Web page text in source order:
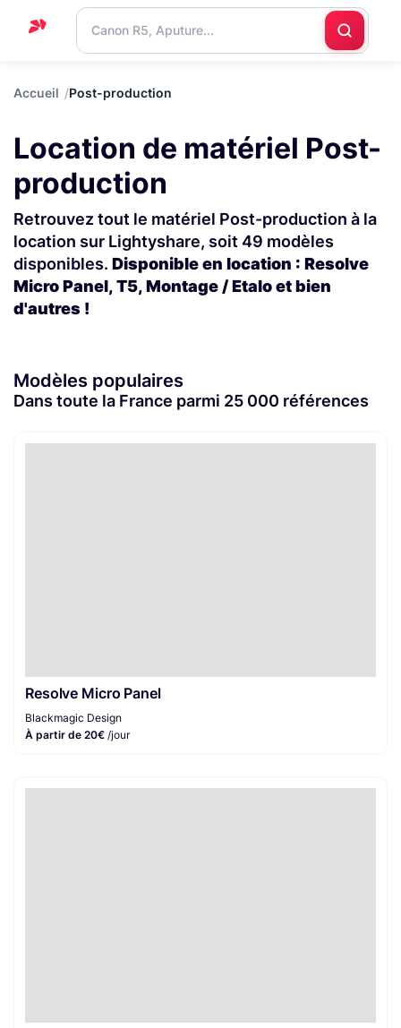
Blog
Nous
Accueil Post-production
Location de matériel Post-
production
Retrouvez tout le matériel Post-production à la
location sur Lightyshare, soit 49 modèles
disponibles. Disponible en location : Resolve
Micro Panel, T5, Montage / Etalo et bien
d'autres !
Modèles populaires
Dans toute la France parmi 25 000 références
Resolve Micro Panel
Blackmagic Design
À partir de 20€ /jour